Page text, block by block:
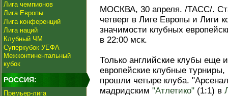
Лига чемпионов
Лига Европы
Лига конференций
Лига наций
Клубный ЧМ
Суперкубок УЕФА
Межконтинентальный
кубок
РОССИЯ:
Премьер-лига
МОСКВА, 30 апреля. /ТАСС/.
четверг в Лиге Европы и Лиги
значимости клубных
в 22:00 мск.
Только английские клубы еще
европейские клубные
прошли четыре клуба.
мадридским "Атлетико" (1:1) в